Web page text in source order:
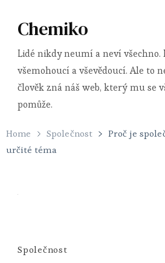
Chemiko
Lidé nikdy neumí a neví všechno.
všemohoucí a vševědoucí. Ale to
člověk zná náš web, který mu se
pomůže.
Home Společnost
Proč je
určité téma
Společnost